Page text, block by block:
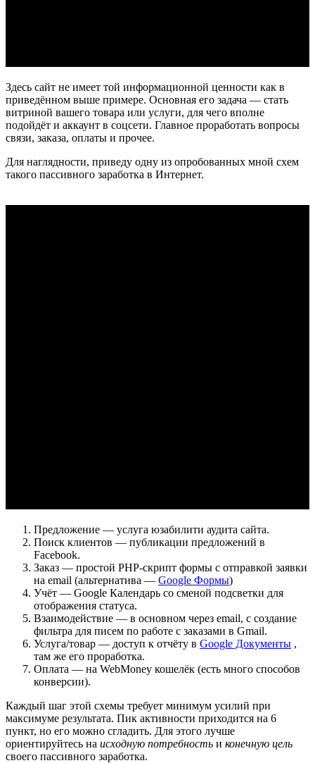
Здесь сайт не имеет той информационной ценности как в
приведённом выше примере. Основная его задача — стать
витриной вашего товара или услуги, для чего вполне
подойдёт и аккаунт в соцсети. Главное проработать вопросы
связи, заказа, оплаты и прочее.
Для наглядности, приведу одну из опробованных мной схем
такого пассивного заработка в Интернет.
Предложение — услуга юзабилити аудита сайта.
Поиск клиентов — публикации предложений в
Facebook.
Заказ — простой PHP-скрипт формы с отправкой заявки
на email (альтернатива — Google Формы)
Учёт — Google Календарь со сменой подсветки для
отображения статуса.
Взаимодействие — в основном через email, с создание
фильтра для писем по работе с заказами в Gmail.
Услуга/товар — доступ к отчёту в Google Документы ,
там же его проработка.
Оплата — на WebMoney кошелёк (есть много способов
конверсии).
Каждый шаг этой схемы требует минимум усилий при
максимуме результата. Пик активности приходится на 6
пункт, но его можно сгладить. Для этого лучше
ориентируйтесь на исходную потребность и конечную цель
своего пассивного заработка.